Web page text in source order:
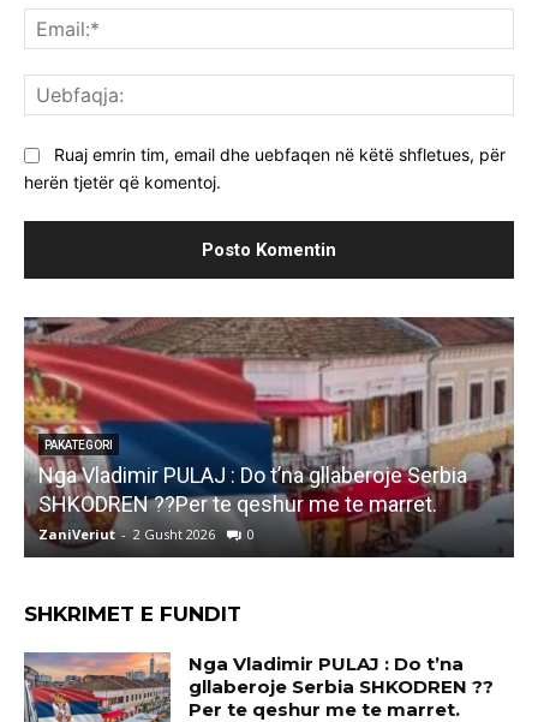
Ruaj emrin tim, email dhe uebfaqen në këtë shfletues, për
herën tjetër që komentoj.
PAKATEGORI
Marjana KOÇEKU: Kullen ne DUKAGJIN e kam pa
leje,psene gjeje Ti qe ke vite Deputet aq sa vet
kam jete..
ZaniVeriut 1 Gusht 2026 0
SHKRIMET E FUNDIT
Nga Vladimir PULAJ : Do t’na
gllaberoje Serbia SHKODREN ??
Per te qeshur me te marret.